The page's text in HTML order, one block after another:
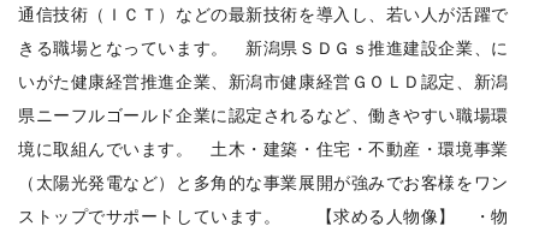
通信技術（ＩＣＴ）などの最新技術を導入し、若い人が活躍で
きる職場となっています。 新潟県ＳＤＧｓ推進建設企業、に
いがた健康経営推進企業、新潟市健康経営ＧＯＬＤ認定、新潟
県ニーフルゴールド企業に認定されるなど、働きやすい職場環
境に取組んでいます。 土木・建築・住宅・不動産・環境事業
（太陽光発電など）と多角的な事業展開が強みでお客様をワン
ストップでサポートしています。 【求める人物像】 ・物